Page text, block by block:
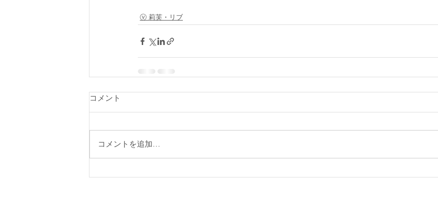
ⓥ 莉芙・リブ
コメント
コメントを追加…